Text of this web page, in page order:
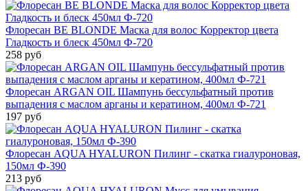
Флоресан BE BLONDE Маска для волос Корректор цвета
Гладкость и блеск 450мл Ф-720
258 руб
Флоресан ARGAN OIL Шампунь бессульфатный против
выпадения с маслом арганы и кератином, 400мл Ф-721
197 руб
Флоресан AQUA HYALURON Пилинг - скатка гиалуроновая,
150мл Ф-390
213 руб